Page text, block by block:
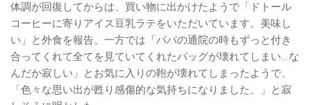
体調が回復してからは、買い物に出かけたようで「ドトール
コーヒーに寄りアイス豆乳ラテをいただいています。美味し
い」と外食を報告。一方では「パパの通院の時もずっと付き
合ってくれて全てを見ていてくれたバッグが壊れてしまい…な
んだか寂しい」とお気に入りの鞄が壊れてしまったようで、
「色々な思い出が甦り感傷的な気持ちになりました。」と寂